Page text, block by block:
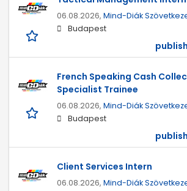
06.08.2026, Mind-Diák
Budapest
French Speaking Cash
Specialist Trainee
06.08.2026, Mind-Diák
Budapest
Client Services Intern
06.08.2026, Mind-Diák